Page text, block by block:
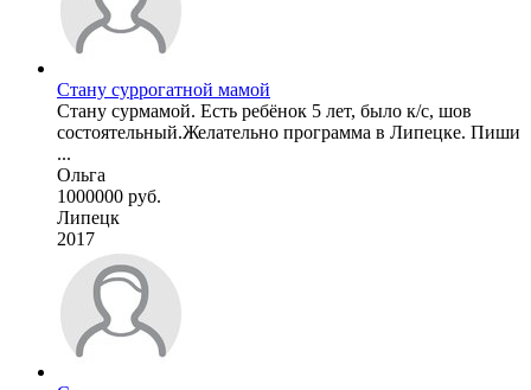
Стану суррогатной мамой
Стану сурмамой. Есть ребёнок 5 лет, было к/с, шов
состоятельный.Желательно программа в Липецке. Пиши
...
Ольга
1000000 руб.
Липецк
2017